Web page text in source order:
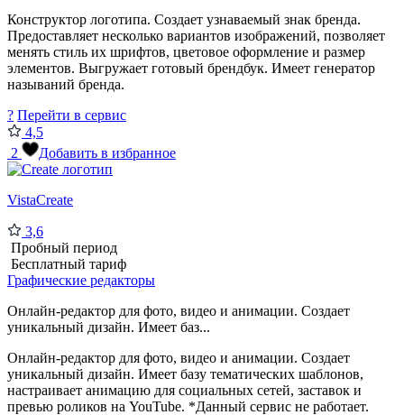
Конструктор логотипа. Создает узнаваемый знак бренда.
Предоставляет несколько вариантов изображений, позволяет
менять стиль их шрифтов, цветовое оформление и размер
элементов. Выгружает готовый брендбук. Имеет генератор
называний бренда.
? Перейти в сервис
4,5
2
Добавить в избранное
VistaCreate
3,6
Пробный период
Бесплатный тариф
Графические редакторы
Онлайн-редактор для фото, видео и анимации. Создает
уникальный дизайн. Имеет баз...
Онлайн-редактор для фото, видео и анимации. Создает
уникальный дизайн. Имеет базу тематических шаблонов,
настраивает анимацию для социальных сетей, заставок и
превью роликов на YouTube. *Данный сервис не работает.